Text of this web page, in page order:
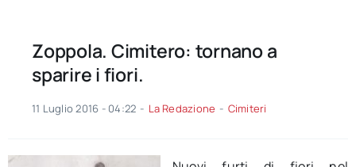
Zoppola. Cimitero: tornano a
sparire i fiori.
11 Luglio 2016 - 04:22 - La Redazione - Cimiteri